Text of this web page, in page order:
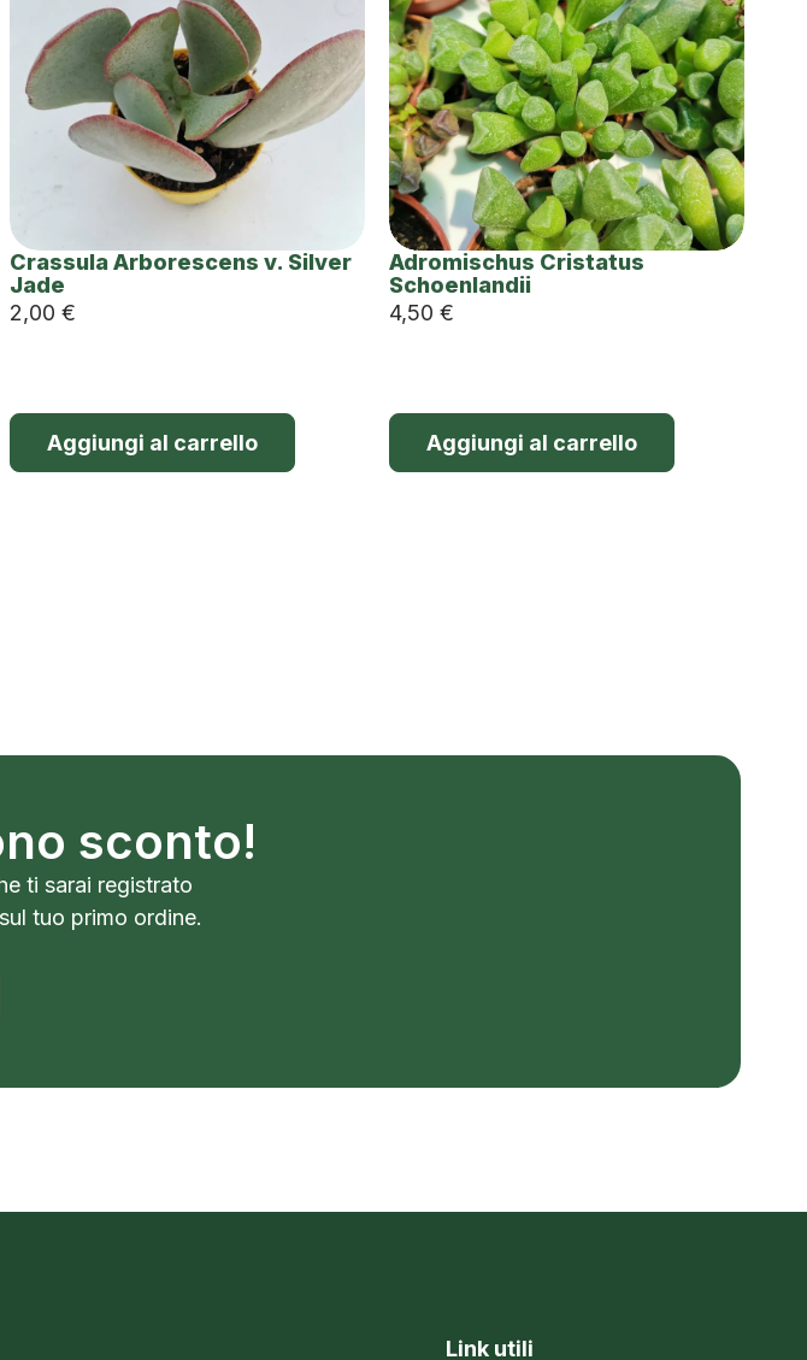
Crassula Arborescens v. Silver
Jade
2,00 €
Aggiungi al carrello
Adromischus Cristatus
Schoenlandii
4,50 €
Aggiungi al carrello
sconto!
ti sarai registrato
tuo primo ordine.
Link utili